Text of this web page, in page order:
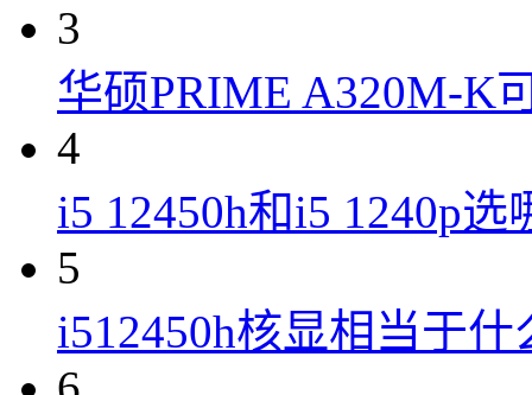
3
华硕PRIME A320M-K
4
i5 12450h和i5 1240p选
5
i512450h核显相当于什